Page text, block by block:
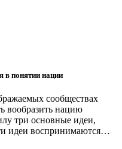
в понятии нации
сообществах
вообразить нацию
три основные идеи,
идеи воспринимаются…